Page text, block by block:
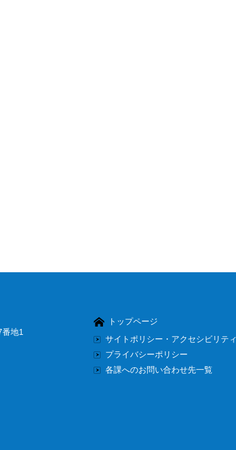
地1
トップページ
サイトポリシー・アクセシビリティ
プライバシーポリシー
各課へのお問い合わせ先一覧